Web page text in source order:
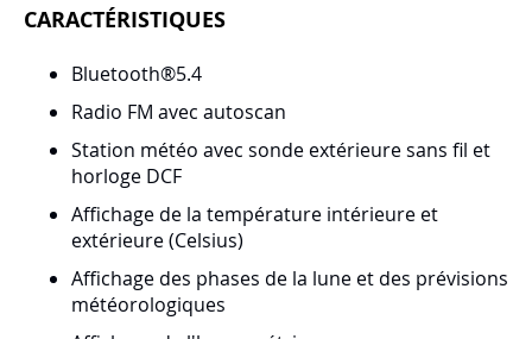
CARACTÉRISTIQUES
Bluetooth®5.4
Radio FM avec autoscan
Station météo avec sonde extérieure sans fil et
horloge DCF
Affichage de la température intérieure et
extérieure (Celsius)
Affichage des phases de la lune et des prévisions
météorologiques